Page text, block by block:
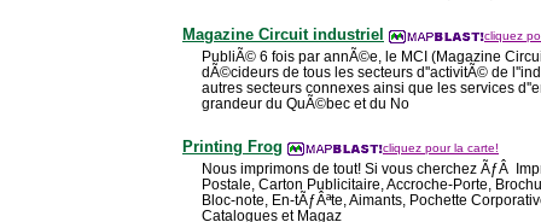
Magazine Circuit industriel cliquez
PubliÃ© 6 fois par annÃ©e, le MCI (Magazine
dÃ©cideurs de tous les secteurs d''activitÃ© de
autres secteurs connexes ainsi que les services
grandeur du QuÃ©bec et du No
Printing Frog cliquez pour la carte!
Nous imprimons de tout! Si vous cherchez ÃƒÂ
Postale, Carton Publicitaire, Accroche-Porte,
Bloc-note, En-tÃƒÂªte, Aimants, Pochette
Catalogues et Magaz